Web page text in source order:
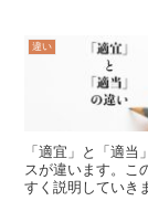
違い
「適宜」と「適
スが違います。こ
すく説明していき